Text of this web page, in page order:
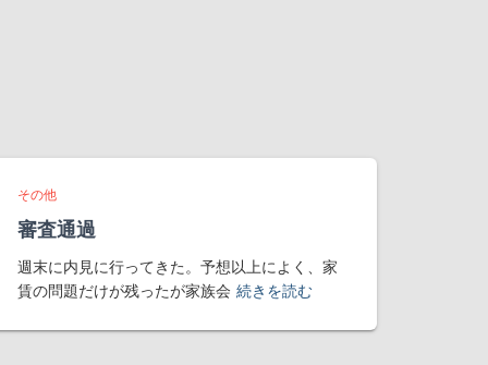
その他
審査通過
週末に内見に行ってきた。予想以上によく、家
賃の問題だけが残ったが家族会 続きを読む